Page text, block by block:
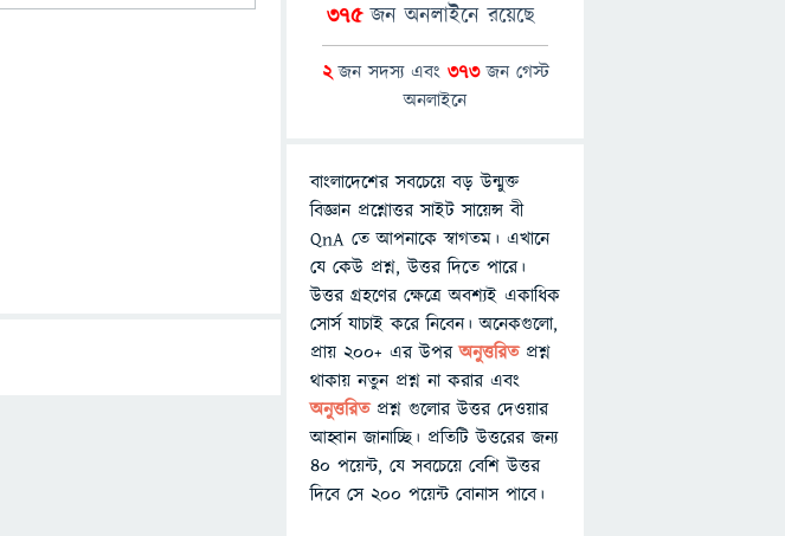
375জন অনলাইনে রয়েছে
2জন সদস্য এবং 373জন গেস্ট
অনলাইনে
বাংলাদেশের সবচেয়ে বড় উন্মুক্ত
বিজ্ঞান প্রশ্নোত্তর সাইট সায়েন্স বী
QnA তে আপনাকে স্বাগতম। এখানে
যে কেউ প্রশ্ন, উত্তর দিতে পারে।
উত্তর গ্রহণের ক্ষেত্রে অবশ্যই একাধিক
সোর্স যাচাই করে নিবেন। অনেকগুলো,
প্রায় ২০০+ এর উপরঅনুত্তরিতপ্রশ্ন
থাকায় নতুন প্রশ্ন না করার এবং
অনুত্তরিত প্রশ্ন গুলোর উত্তর দেওয়ার
আহ্বান জানাচ্ছি। প্রতিটি উত্তরের জন্য
৪০ পয়েন্ট, যে সবচেয়ে বেশি উত্তর
দিবে সে ২০০ পয়েন্ট বোনাস পাবে।